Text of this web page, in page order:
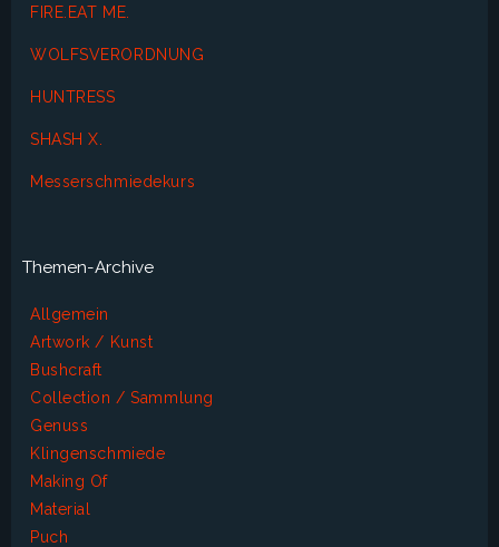
FIRE.EAT ME.
WOLFSVERORDNUNG
HUNTRESS
SHASH X.
Messerschmiedekurs
Themen-Archive
Allgemein
Artwork / Kunst
Bushcraft
Collection / Sammlung
Genuss
Klingenschmiede
Making Of
Material
Puch